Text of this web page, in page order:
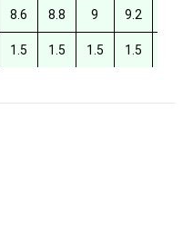
8.6 8.8 9 9.2
1.5 1.5 1.5 1.5